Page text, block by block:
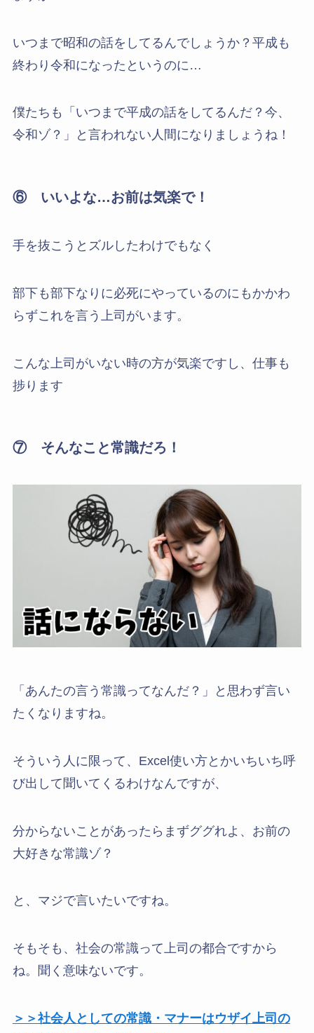
いつまで昭和の話をしてるんでしょうか？平成も
終わり令和になったというのに…
僕たちも「いつまで平成の話をしてるんだ？今、
令和ゾ？」と言われない人間になりましょうね！
⑥ いいよな…お前は気楽で！
手を抜こうとズルしたわけでもなく
部下も部下なりに必死にやっているのにもかかわ
らずこれを言う上司がいます。
こんな上司がいない時の方が気楽ですし、仕事も
捗ります
⑦ そんなこと常識だろ！
「あんたの言う常識ってなんだ？」と思わず言い
たくなりますね。
そういう人に限って、Excel使い方とかいちいち呼
び出して聞いてくるわけなんですが、
分からないことがあったらまずググれよ、お前の
大好きな常識ゾ？
と、マジで言いたいですね。
そもそも、社会の常識って上司の都合ですから
ね。聞く意味ないです。
＞＞社会人としての常識・マナーはウザイ上司の